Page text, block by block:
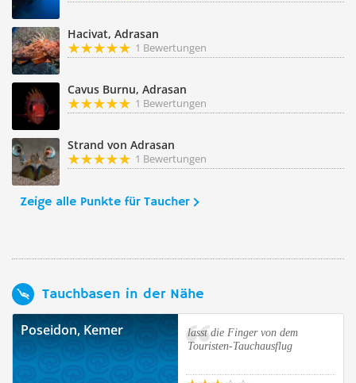
Hacivat, Adrasan
1 Bewertungen
Cavus Burnu, Adrasan
1 Bewertungen
Strand von Adrasan
1 Bewertungen
Zeige alle Punkte für Taucher
Tauchbasen in der Nähe
Poseidon, Kemer
lasst die Finger von dem
Touristen-Tauchausflug